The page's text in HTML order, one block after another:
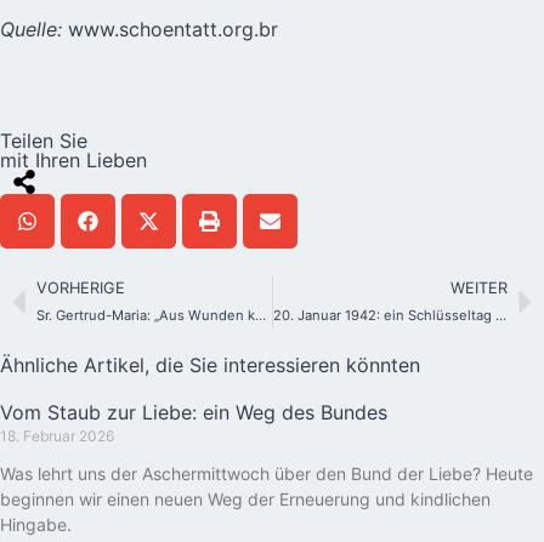
Quelle: www.schoentatt.org.br
Teilen Sie
mit Ihren Lieben
VORHERIGE
Sr. Gertrud-Maria: „Aus Wunden können Wunder werden“
WEITER
20. Januar 1942: ein Schlüsseltag für die Schönstatt-Bewegung
Ähnliche Artikel, die Sie interessieren könnten
Vom Staub zur Liebe: ein Weg des Bundes
18. Februar 2026
Was lehrt uns der Aschermittwoch über den Bund der Liebe? Heute
beginnen wir einen neuen Weg der Erneuerung und kindlichen
Hingabe.